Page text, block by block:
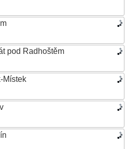
pod Radhoštěm
Místek